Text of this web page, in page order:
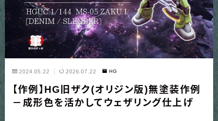
2024.05.22 2026.07.22 HG
【作例】HG旧ザク(オリジン版)無塗装作例
－成形色を活かしてウェザリング仕上げ